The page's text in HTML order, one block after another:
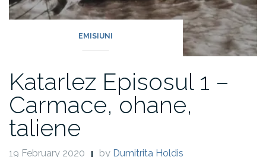
EMISIUNI
Katarlez Episosul 1 –
Carmace, ohane,
taliene
19 February 2020 by Dumitrita Holdis